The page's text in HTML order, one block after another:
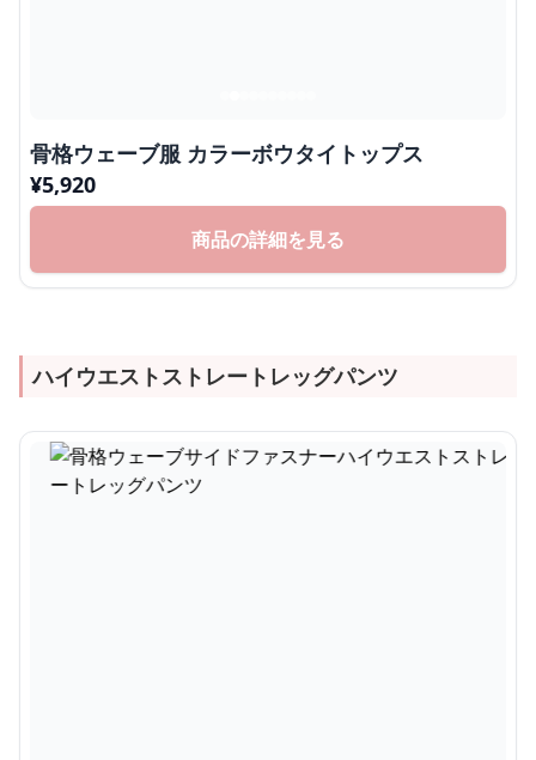
骨格ウェーブ服 カラーボウタイトップス
¥5,920
商品の詳細を見る
ハイウエストストレートレッグパンツ